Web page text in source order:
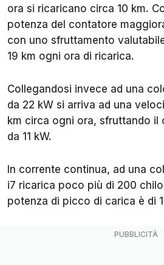
ora si ricaricano circa 10 km.
potenza del contatore
con uno sfruttamento
19 km ogni ora di ricarica.
Collegandosi invece ad una
da 22 kW si arriva ad una
km circa ogni ora, sfruttando il
da 11 kW.
In corrente continua, ad una
i7 ricarica poco più di 200
potenza di picco di carica è di